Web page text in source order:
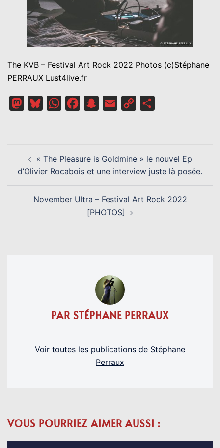
The KVB – Festival Art Rock 2022 Photos (c)Stéphane
PERRAUX Lust4live.fr
MastodonBlueskyWhatsAppFacebookSnapchat
Email
Copy
D’ARTICLE
« The Pleasure is Goldmine » le nouvel Ep
d’Olivier Rocabois et une interview juste là posée.
November Ultra – Festival Art Rock 2022
[PHOTOS]
PAR STÉPHANE PERRAUX
Voir toutes les publications de Stéphane
Perraux
VOUS POURRIEZ AIMER AUSSI :